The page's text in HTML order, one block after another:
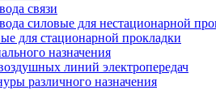
связи
силовые для нестационарной
для стационарной прокладки
назначения
линий электропередач
различного назначения